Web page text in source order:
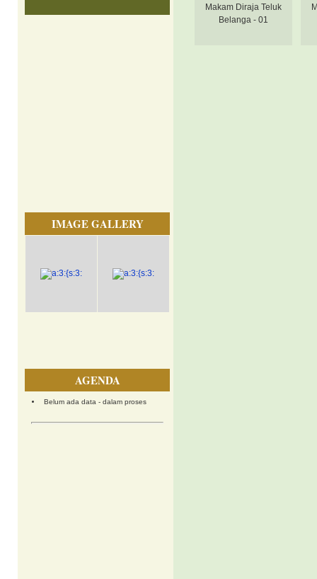
IMAGE GALLERY
AGENDA
Belum ada data - dalam proses
Makam Diraja Teluk
Belanga - 01